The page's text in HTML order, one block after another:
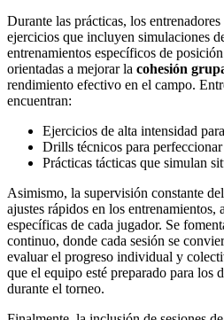
Durante las prácticas, los
ejercicios que incluyen simulaciones
entrenamientos específicos de
orientadas a mejorar la cohesión
rendimiento efectivo en el campo.
encuentran:
Ejercicios de alta intensidad
Drills técnicos para
Prácticas tácticas que simulan
Asimismo, la supervisión constante
ajustes rápidos en los entrenamientos,
específicas de cada jugador. Se
continuo, donde cada sesión se
evaluar el progreso individual y
que el equipo esté preparado para los
durante el torneo.